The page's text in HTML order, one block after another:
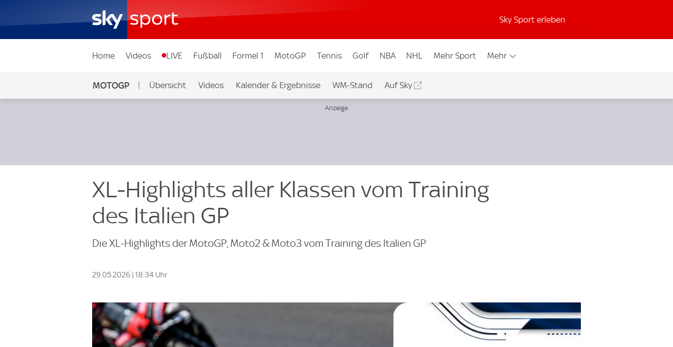
Sky Sport erleben
Home Videos LIVE Fußball Formel 1 MotoGP Tennis Golf NBA NHL Mehr Sport Mehr
MOTOGP Übersicht Videos Kalender & Ergebnisse WM-Stand Auf Sky
XL-Highlights aller Klassen vom Training
des Italien GP
Die XL-Highlights der MotoGP, Moto2 & Moto3 vom Training des Italien GP
29.05.2026 | 18:34 Uhr